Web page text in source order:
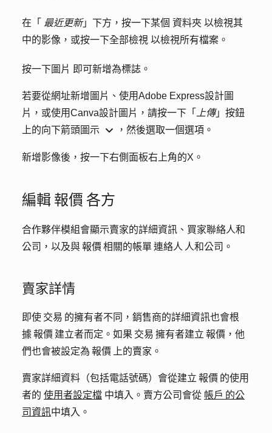
在「 最近更新」下方，按一下某個 資料夾 以檢視其
中的影像，或按一下全部檢視 以檢視所有檔案。
按一下圖片 即可新增為標誌。
若要從網址新增圖片、使用Adobe Express設計圖
片，或使用Canva設計圖片，請按一下「
上傳」按鈕
上的向下箭頭圖示 downArro ，然後選取一個選項 。
新增影像後，按一下右側面板右上角的X 。
編輯 報價 各方
合作夥伴模組會顯示賣家的詳細資訊、買家聯絡人和
公司，以及與 報價 相關的帳單 連絡人 人和公司。
賣家詳情
即使 交易 的擁有者不同，銷售商的詳細資訊也會根
據 報價 建立者而定。如果 交易 擁有者建立 報價，他
們也會被設定為 報價 上的賣家。
賣家詳細資料（包括電話號碼）會從建立 報價 的使用
者的 使用者設定檔 中填入。賣方公司會從 帳戶 的公
司資訊中填入。